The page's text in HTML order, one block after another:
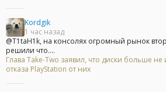
Kordgik
1 час назад
@T1taH1k, на консолях огромный рынок
решили что....
Глава Take-Two заявил, что диски больше
отказа PlayStation от них